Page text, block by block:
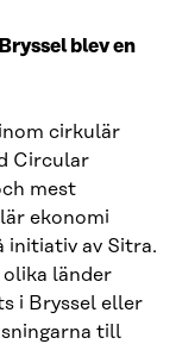
blev en
cirkulär
Circular
mest
ekonomi
initiativ av Sitra.
länder
i Bryssel eller
till